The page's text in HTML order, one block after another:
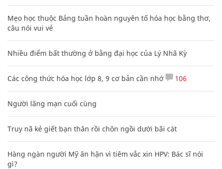
Mẹo học thuộc Bảng tuần hoàn nguyên tố hóa học bằng thơ,
câu nói vui vẻ
Nhiều điểm bất thường ở bằng đại học của Lý Nhã Kỳ
Các công thức hóa học lớp 8, 9 cơ bản cần nhớ 106
Người lãng mạn cuối cùng
Truy nã kẻ giết bạn thân rồi chôn ngồi dưới bãi cát
Hàng ngàn người Mỹ ân hận vì tiêm vắc xin HPV: Bác sĩ nói
gì?